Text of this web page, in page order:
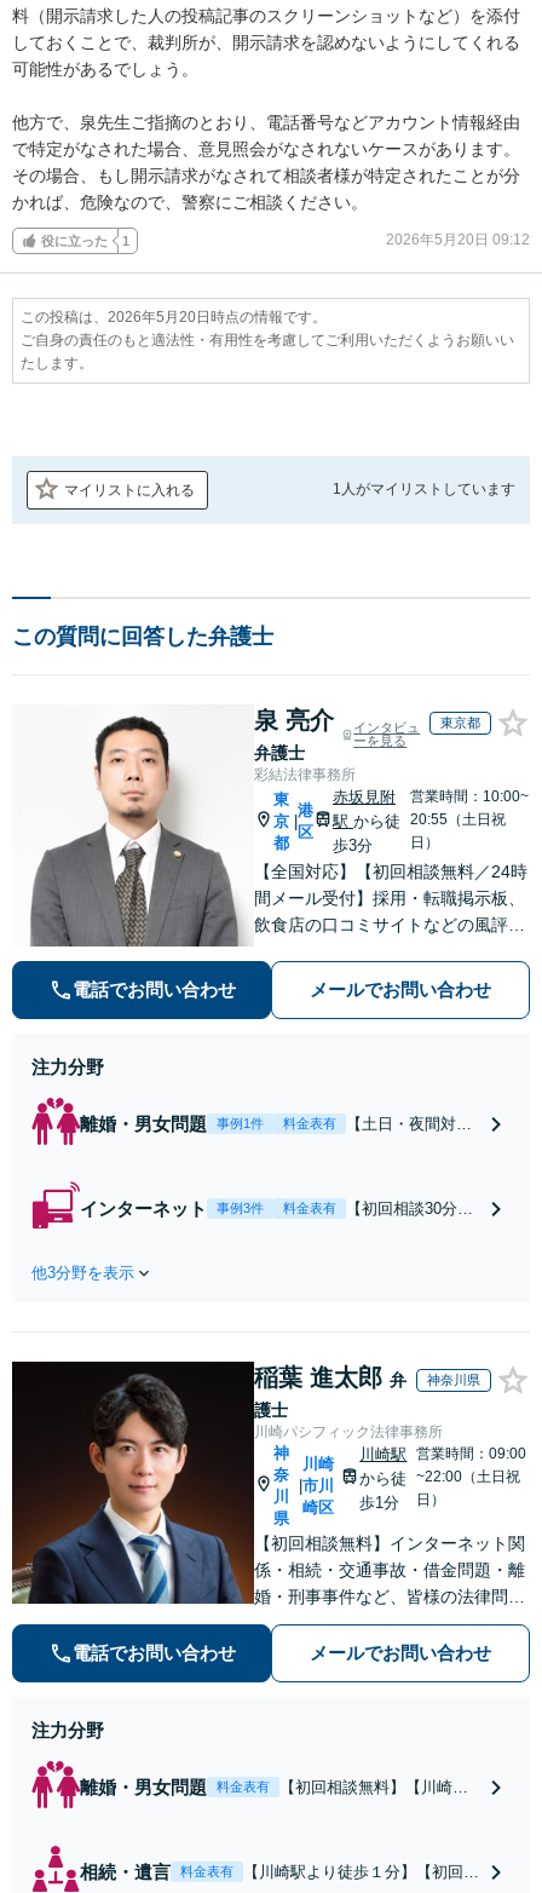
料（開示請求した人の投稿記事のスクリーンショットなど）を添付
しておくことで、裁判所が、開示請求を認めないようにしてくれる
可能性があるでしょう。
他方で、泉先生ご指摘のとおり、電話番号などアカウント情報経由
で特定がなされた場合、意見照会がなされないケースがあります。
その場合、もし開示請求がなされて相談者様が特定されたことが分
かれば、危険なので、警察にご相談ください。
役に立った 1 2026年5月20日 09:12
この投稿は、2026年5月20日時点の情報です。
ご自身の責任のもと適法性・有用性を考慮してご利用いただくようお願いい
たします。
マイリストに入れる 1人がマイリストしています
この質問に回答した弁護士
泉 亮介
弁護士
インタビュ
ーを見る
東京都
彩結法律事務所
東
京
都
港
区
赤坂見附
駅 から徒
歩3分
営業時間：10:00~
20:55（土日祝
日）
【全国対応】【初回相談無料／24時
間メール受付】採用・転職掲示板、
飲食店の口コミサイトなどの風評被
の種類を問わず相談可。可能な限り
早期対応で駆けつけサポート【労
電話でお問い合わせ メールでお問い合わせ
注力分野
離婚・男女問題 事例1件 料金表有
【土日・夜間対応
れたら、サインす
負担を軽減「弁護
士の交渉で慰謝料
交渉も対応可」
【完全個室対応】
インターネット 事例3件 料金表有
【初回相談30分無
報開示請求をおこ
お店の風評被害対
防止のために尽
力」加害者側の対
応可：開示請求の
意見照会が来たと
者との示談交渉
他3分野を表示
稲葉 進太郎 弁
護士
神奈川県
川崎パシフィック法律事務所
神
奈
川
県
川崎
市川
崎区
川崎駅
から徒
歩1分
営業時間：09:00
~22:00（土日祝
日）
【初回相談無料】インターネット関
係・相続・交通事故・借金問題・離
婚・刑事事件など、皆様の法律問題
を解決すべく、親身になって取り組
みます。クチコミ・リピーターの方
も多数。お気軽にお問い合わせ下さ
電話でお問い合わせ メールでお問い合わせ
注力分野
離婚・男女問題 料金表有
【初回相談無料】【川崎駅
割・婚姻費用・養育費・財
相続・遺言 料金表有
【川崎駅より徒歩１分】【初回相